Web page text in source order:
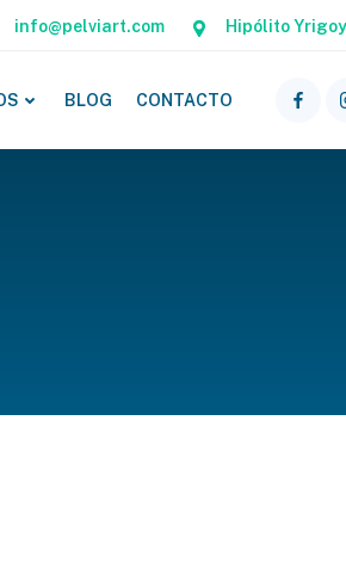
info@pelviart.com Hipólito
BLOG CONTACTO